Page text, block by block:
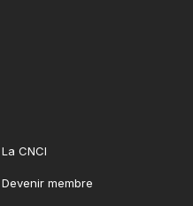
La CNCI
Devenir membre